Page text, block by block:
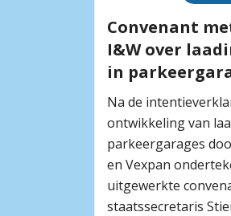
Convenant
I&W over
in
Na de
ontwikkeling van
parkeergarages
en Vexpan
uitgewerkte
staatssecretaris